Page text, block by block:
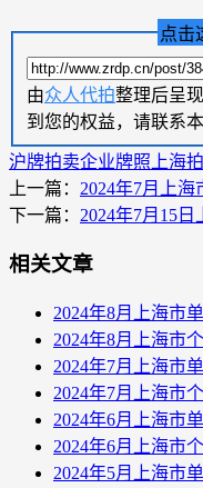
点击
由众人代拍整理后呈
到您的权益，请联系
沪牌拍卖企业牌照 上海
上一篇： 2024年7月上
下一篇： 2024年7月15
相关文章
2024年8月上海市
2024年8月上海市
2024年7月上海市
2024年7月上海市
2024年6月上海市
2024年6月上海市
2024年5月上海市